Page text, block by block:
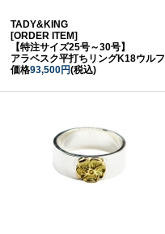
TADY&KING
[ORDER ITEM]
【特注サイズ25号～30号】
アラベスク平打ちリングK18ウルフ
価格93,500円(税込)